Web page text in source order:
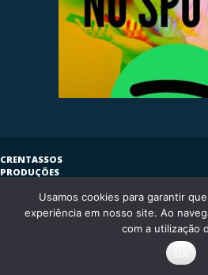
CRENTASSOS
PRODUÇÕES
COPYLEFT©2009
CRENTASSOS
CURITIBA/PR - BRASIL
Usamos cookies para garantir
experiência em nosso site. Ao
com a utilização